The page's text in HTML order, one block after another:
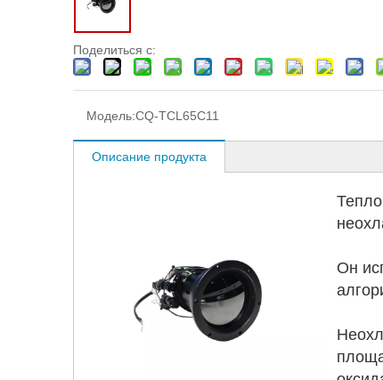
Поделиться с:
Модель:CQ-TCL65C11
Описание продукта
Он